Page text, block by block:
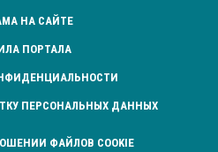
НА САЙТЕ
ПОРТАЛА
ПЕРСОНАЛЬНЫХ ДАННЫХ
ФАЙЛОВ COOKIE